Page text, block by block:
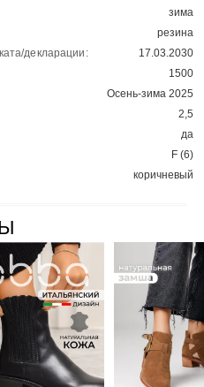
зима
резина
декларации:
17.03.2030
1500
Осень-зима 2025
2,5
да
F (6)
коричневый